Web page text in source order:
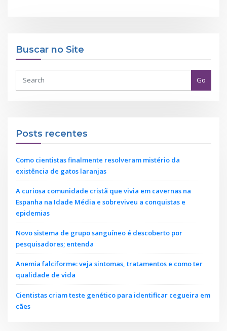
Buscar no Site
Go
Posts recentes
Como cientistas finalmente resolveram mistério da
existência de gatos laranjas
A curiosa comunidade cristã que vivia em cavernas na
Espanha na Idade Média e sobreviveu a conquistas e
epidemias
Novo sistema de grupo sanguíneo é descoberto por
pesquisadores; entenda
Anemia falciforme: veja sintomas, tratamentos e como ter
qualidade de vida
Cientistas criam teste genético para identificar cegueira em
cães